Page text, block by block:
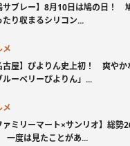
サブレー】8月10日は鳩の日！
たり収まるシリコン...
メ
古屋】ぴよりん史上初！ 爽やか
ルーベリーぴよりん」...
メ
ァミリーマート×サンリオ】総勢
一度は見たことがあ...